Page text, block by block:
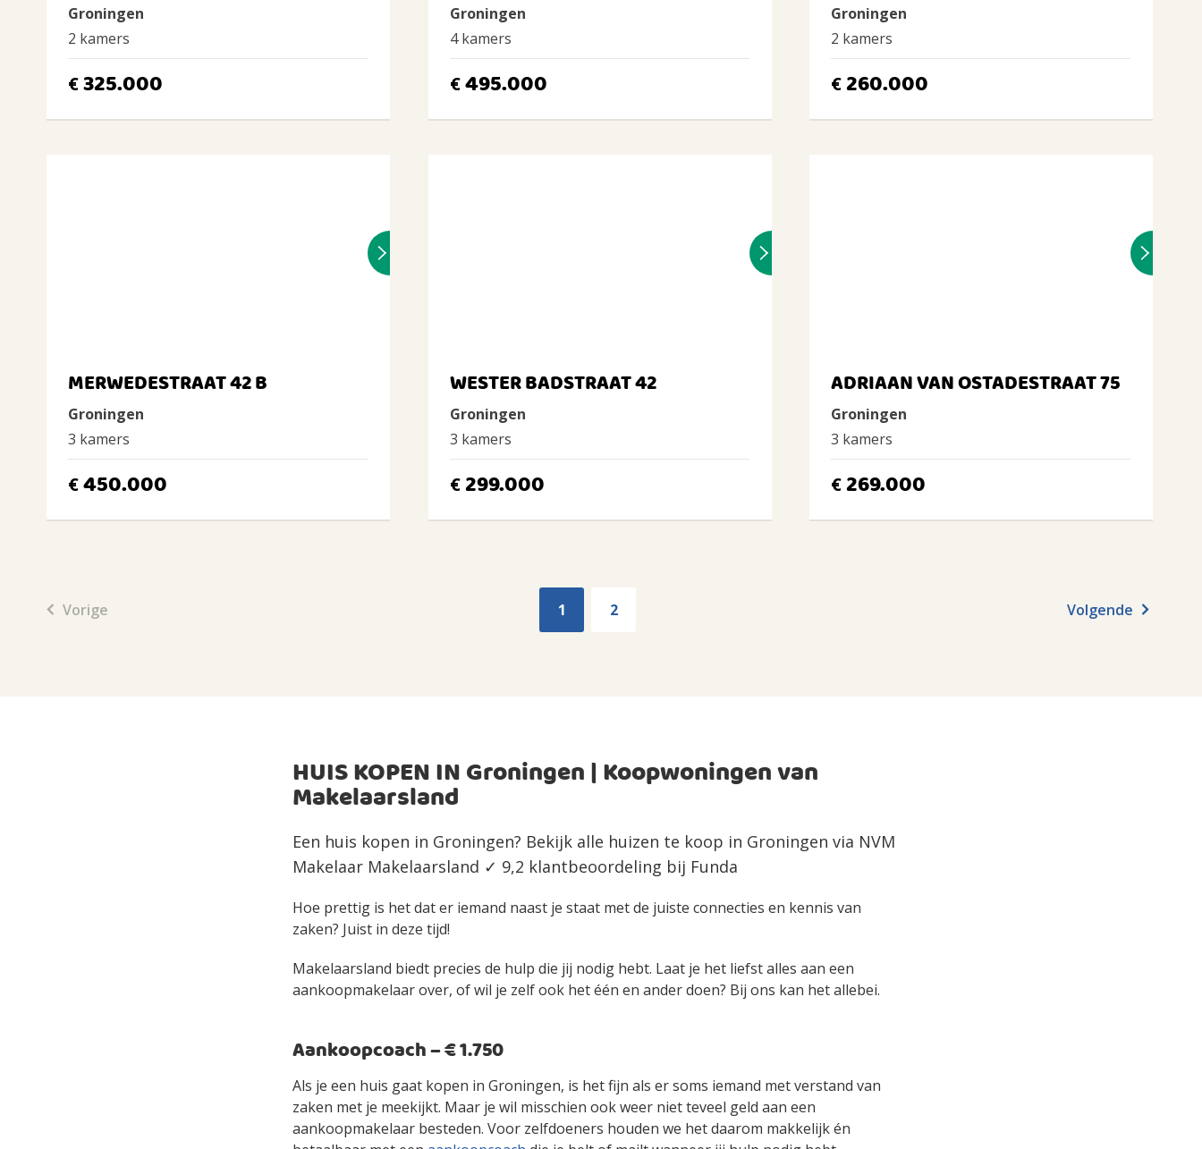
Groningen
2 kamers
€325.000
Groningen
4 kamers
€495.000
Groningen
2 kamers
€260.000
MERWEDESTRAAT 42 B
Groningen
3 kamers
€450.000
WESTER BADSTRAAT 42
Groningen
3 kamers
€299.000
ADRIAAN VAN OSTADESTRAAT 75
Groningen
3 kamers
€269.000
Vorige 1 2 Volgende
HUIS KOPEN IN Groningen | Koopwoningen van
Makelaarsland
Een huis kopen in Groningen? Bekijk alle huizen te koop in Groningen via NVM
Makelaar Makelaarsland ✓ 9,2 klantbeoordeling bij Funda
Hoe prettig is het dat er iemand naast je staat met de juiste connecties en kennis van
zaken? Juist in deze tijd!
Makelaarsland biedt precies de hulp die jij nodig hebt. Laat je het liefst alles aan een
aankoopmakelaar over, of wil je zelf ook het één en ander doen? Bij ons kan het allebei.
Aankoopcoach – € 1.750
Als je een huis gaat kopen in Groningen, is het fijn als er soms iemand met verstand van
zaken met je meekijkt. Maar je wil misschien ook weer niet teveel geld aan een
aankoopmakelaar besteden. Voor zelfdoeners houden we het daarom makkelijk én